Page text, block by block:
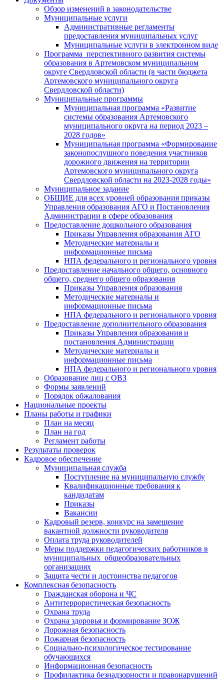
Обзор изменений в законодательстве
Муниципальные услуги
Административные регламенты
предоставления муниципальных услуг
Муниципальные услуги в электронном виде
Программа перспективного развития системы
образования в Артемовском муниципальном
округе Свердловской области (в части бюджета
Артемовского муниципального округа
Свердловской области)
Муниципальные программы
Муниципальная программа «Развитие
системы образования Артемовского
муниципального округа на период 2023 –
2028 годов»
Муниципальная программа «Формирование
законопослушного поведения участников
дорожного движения на территории
Артемовского муниципального округа
Свердловской области на 2023-2028 годы»
Муниципальное задание
ОБЩИЕ для всех уровней образования приказы
Управления образования АГО и Постановления
Администрации в сфере образования
Предоставление дошкольного образования
Приказы Управления образования АГО
Методические материалы и
информационные письма
НПА федерального и регионального уровня
Предоставление начального общего, основного
общего, среднего общего образования
Приказы Управления образования
Методические материалы и
информационные письма
НПА федерального и регионального уровня
Предоставление дополнительного образования
Приказы Управления образования и
постановления Администрации
Методические материалы и
информационные письма
НПА федерального и регионального уровня
Образование лиц с ОВЗ
Формы заявлений
Порядок обжалования
Национальные проекты
Планы работы и графики
План на месяц
План на год
Регламент работы
Результаты проверок
Кадровое обеспечение
Муниципальная служба
Поступление на муниципальную службу
Квалификационные требования к
кандидатам
Приказы
Вакансии
Кадровый резерв, конкурс на замещение
вакантной должности руководителя
Оплата труда руководителей
Меры поддержки педагогических работников в
муниципальных общеобразовательных
организациях
Защита чести и достоинства педагогов
Комплексная безопасность
Гражданская оборона и ЧС
Антитеррористическая безопасность
Охрана труда
Охрана здоровья и формирование ЗОЖ
Дорожная безопасность
Пожарная безопасность
Социально-психологическое тестирование
обучающихся
Информационная безопасность
Профилактика безнадзорности и правонарушений